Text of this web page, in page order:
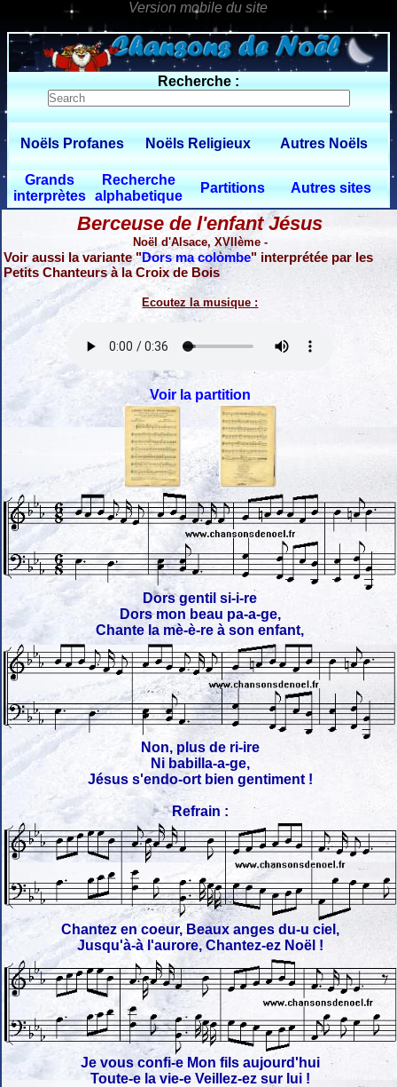
0 $limitbot 1 $limittot 2
Recherche :
Noëls Profanes Noëls Religieux Autres Noëls
Grands
interprètes
Recherche
alphabetique
Partitions Autres sites
Berceuse de l'enfant Jésus
Noël d'Alsace, XVIIème -
Voir aussi la variante "Dors ma colombe" interprétée par les
Petits Chanteurs à la Croix de Bois
Ecoutez la musique :
Voir la partition
Dors gentil si-i-re
Dors mon beau pa-a-ge,
Chante la mè-è-re à son enfant,
Non, plus de ri-ire
Ni babilla-a-ge,
Jésus s'endo-ort bien gentiment !
Refrain :
Chantez en coeur, Beaux anges du-u ciel,
Jusqu'à-à l'aurore, Chantez-ez Noël !
Je vous confi-e Mon fils aujourd'hui
Toute-e la vie-e Veillez-ez sur lui !